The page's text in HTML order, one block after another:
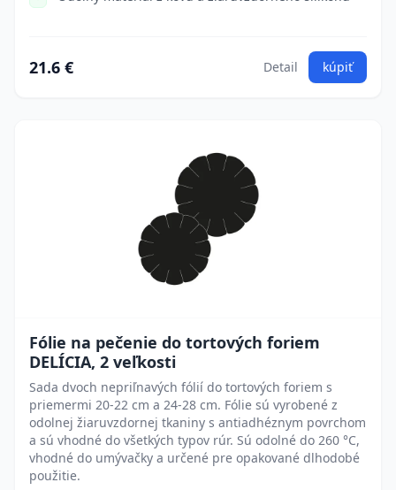
21.6 € Detail kúpiť
Fólie na pečenie do tortových foriem
DELÍCIA, 2 veľkosti
Sada dvoch nepriľnavých fólií do tortových foriem s
priemermi 20-22 cm a 24-28 cm. Fólie sú vyrobené z
odolnej žiaruvzdornej tkaniny s antiadhéznym povrchom
a sú vhodné do všetkých typov rúr. Sú odolné do 260 °C,
vhodné do umývačky a určené pre opakované dlhodobé
použitie.